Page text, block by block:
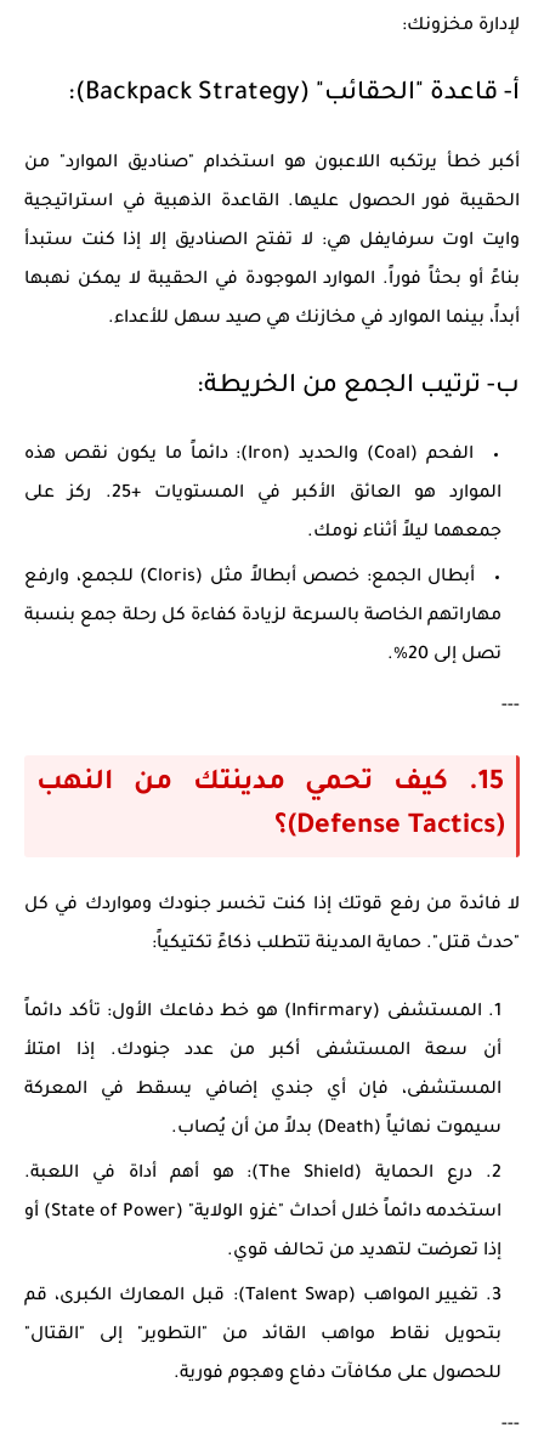
لإدارة مخزونك:
أ- قاعدة "الحقائب" (Backpack Strategy):
أكبر خطأ يرتكبه اللاعبون هو استخدام "صناديق الموارد" من
الحقيبة فور الحصول عليها. القاعدة الذهبية في استراتيجية
وايت اوت سرفايفل هي: لا تفتح الصناديق إلا إذا كنت ستبدأ
بناءً أو بحثاً فوراً. الموارد الموجودة في الحقيبة لا يمكن نهبها
أبداً، بينما الموارد في مخازنك هي صيد سهل للأعداء.
ب- ترتيب الجمع من الخريطة:
الفحم (Coal) والحديد (Iron):
دائماً ما يكون نقص هذه
الموارد هو العائق الأكبر في المستويات +25. ركز على
جمعهما ليلاً أثناء نومك.
أبطال الجمع:
خصص أبطالاً مثل (Cloris) للجمع، وارفع
مهاراتهم الخاصة بالسرعة لزيادة كفاءة كل رحلة جمع بنسبة
تصل إلى 20%.
---
15. كيف تحمي مدينتك من النهب
(Defense Tactics)؟
لا فائدة من رفع قوتك إذا كنت تخسر جنودك ومواردك في كل
"حدث قتل". حماية المدينة تتطلب ذكاءً تكتيكياً:
المستشفى (Infirmary) هو خط دفاعك الأول:
تأكد دائماً
أن سعة المستشفى أكبر من عدد جنودك. إذا امتلأ
المستشفى، فإن أي جندي إضافي يسقط في المعركة
سيموت نهائياً (Death) بدلاً من أن يُصاب.
درع الحماية (The Shield):
هو أهم أداة في اللعبة.
استخدمه دائماً خلال أحداث "غزو الولاية" (State of Power) أو
إذا تعرضت لتهديد من تحالف قوي.
تغيير المواهب (Talent Swap):
قبل المعارك الكبرى، قم
بتحويل نقاط مواهب القائد من "التطوير" إلى "القتال"
للحصول على مكافآت دفاع وهجوم فورية.
---